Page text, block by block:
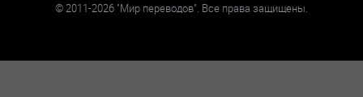
©2011-2026 "Мир переводов". Все права защищены.